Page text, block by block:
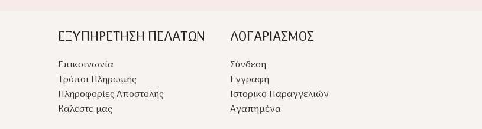
ΕΞΥΠΗΡΕΤΗΣΗ ΠΕΛΑΤΩΝ
Επικοινωνία
Τρόποι Πληρωμής
Πληροφορίες Αποστολής
Καλέστε μας
ΛΟΓΑΡΙΑΣΜΟΣ
Σύνδεση
Εγγραφή
Ιστορικό Παραγγελιών
Αγαπημένα